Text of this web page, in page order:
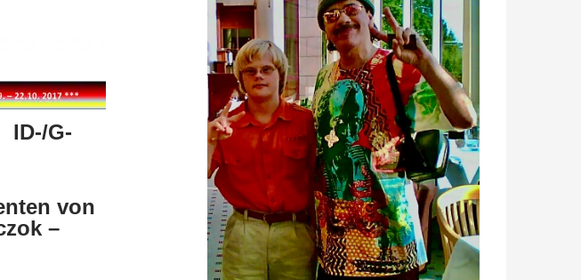
ID-/G-
von
–